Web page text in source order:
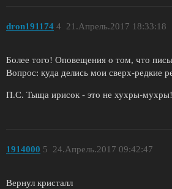
dron191174 21.Апрель.2017 18:33:18
4
Более того! Оповещения о том, что
Вопрос: куда делись мои сверх-редкие
П.С. Тыща ирисок - это не хухры-мухры!
1914000 24.Апрель.2017 09:42:47
5
Вернул кристалл